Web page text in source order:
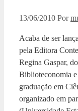
13/06/2010 Por
Acaba de ser
pela Editora
Regina Gaspar,
Biblioteconomia
graduação em
organizado em